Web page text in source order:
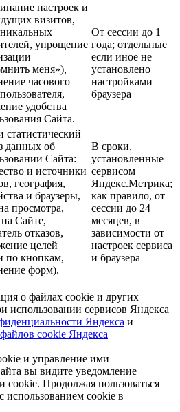
настроек и
визитов,
упрощение
меня»),
часового
удобства
Сайта.
От сессии до 1
года; отдельные
если иное не
установлено
настройками
браузера
статистический
данных об
Сайта:
и источники
география,
и браузеры,
просмотра,
Сайте,
отказов,
целей
по кнопкам,
форм).
В сроки,
установленные
сервисом
Яндекс.Метрика;
как правило, от
сессии до 24
месяцев, в
зависимости от
настроек сервиса
и браузера
о файлах cookie и других
использовании сервисов Яндекса
Яндекса и
cookie Яндекса
и управление ими
вы видите уведомление
cookie. Продолжая пользоваться
использованием cookie в